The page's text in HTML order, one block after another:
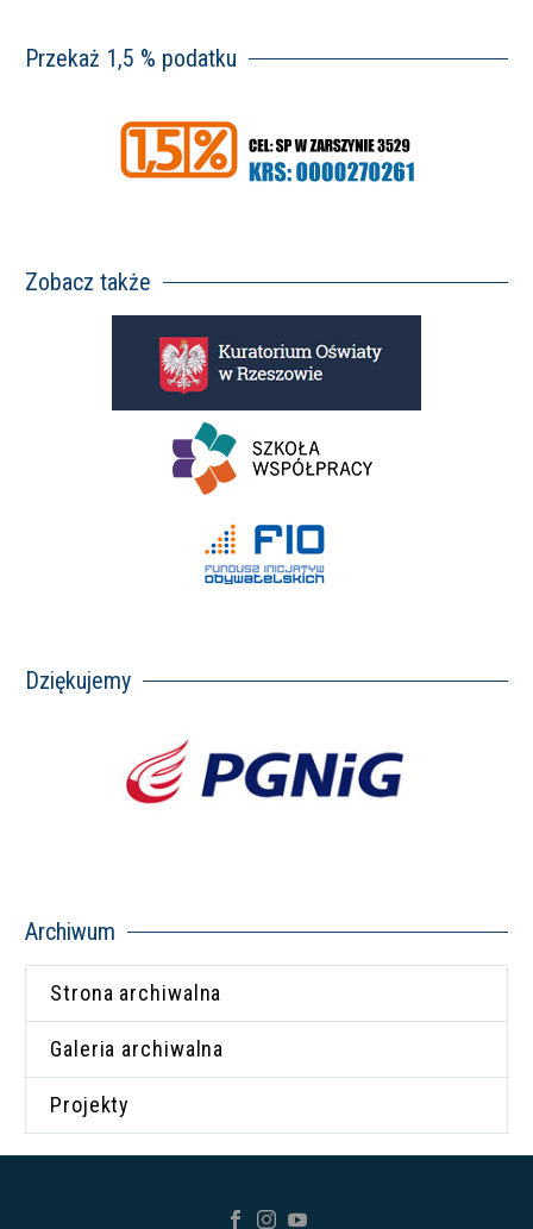
Przekaż 1,5 % podatku
Zobacz także
Dziękujemy
Archiwum
Strona archiwalna
Galeria archiwalna
Projekty